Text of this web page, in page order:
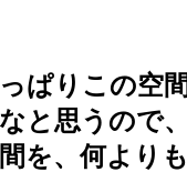
ぱりこの空
と思うので
を、何より